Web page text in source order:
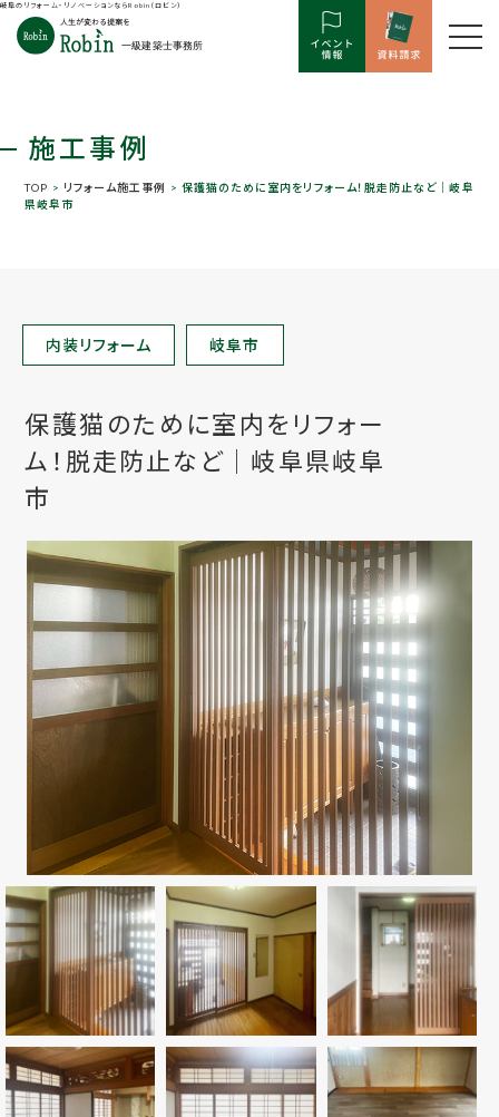
岐阜のリフォーム・リノベーションならRobin（ロビン）
施工事例
TOP > リフォーム施工事例 > 保護猫のために室内をリフォーム！脱走防止など│岐阜
県岐阜市
内装リフォーム 岐阜市
保護猫のために室内をリフォー
ム！脱走防止など│岐阜県岐阜
市